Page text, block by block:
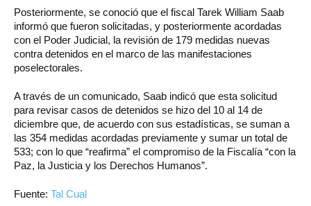
Posteriormente, se conoció que el fiscal Tarek William Saab
informó que fueron solicitadas, y posteriormente acordadas
con el Poder Judicial, la revisión de 179 medidas nuevas
contra detenidos en el marco de las manifestaciones
poselectorales.
A través de un comunicado, Saab indicó que esta solicitud
para revisar casos de detenidos se hizo del 10 al 14 de
diciembre que, de acuerdo con sus estadísticas, se suman a
las 354 medidas acordadas previamente y sumar un total de
533; con lo que “reafirma” el compromiso de la Fiscalía “con la
Paz, la Justicia y los Derechos Humanos”.
Fuente: Tal Cual